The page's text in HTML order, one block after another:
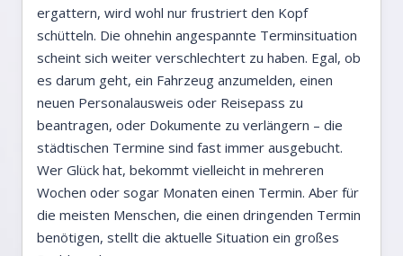
ergattern, wird wohl nur frustriert den Kopf
schütteln. Die ohnehin angespannte Terminsituation
scheint sich weiter verschlechtert zu haben. Egal, ob
es darum geht, ein Fahrzeug anzumelden, einen
neuen Personalausweis oder Reisepass zu
beantragen, oder Dokumente zu verlängern – die
städtischen Termine sind fast immer ausgebucht.
Wer Glück hat, bekommt vielleicht in mehreren
Wochen oder sogar Monaten einen Termin. Aber für
die meisten Menschen, die einen dringenden Termin
benötigen, stellt die aktuelle Situation ein großes